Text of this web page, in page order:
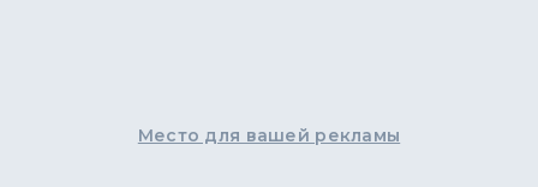
Место для вашей рекламы